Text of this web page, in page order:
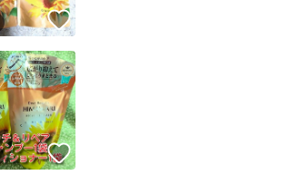
いいね！
いいね！